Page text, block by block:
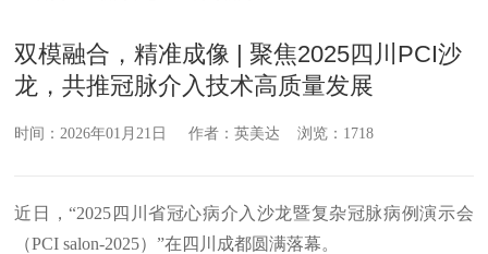
双模融合，精准成像 | 聚焦2025四川PCI沙
龙，共推冠脉介入技术高质量发展
时间：2026年01月21日 作者：英美达 浏览：1718
近日，“2025四川省冠心病介入沙龙暨复杂冠脉病例演示会
（PCI salon-2025）”在四川成都圆满落幕。